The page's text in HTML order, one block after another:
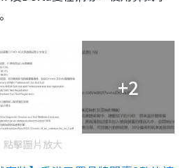
+2
點擊圖片放大